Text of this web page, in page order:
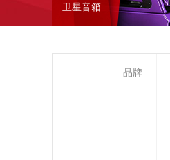
卫星音箱
品牌